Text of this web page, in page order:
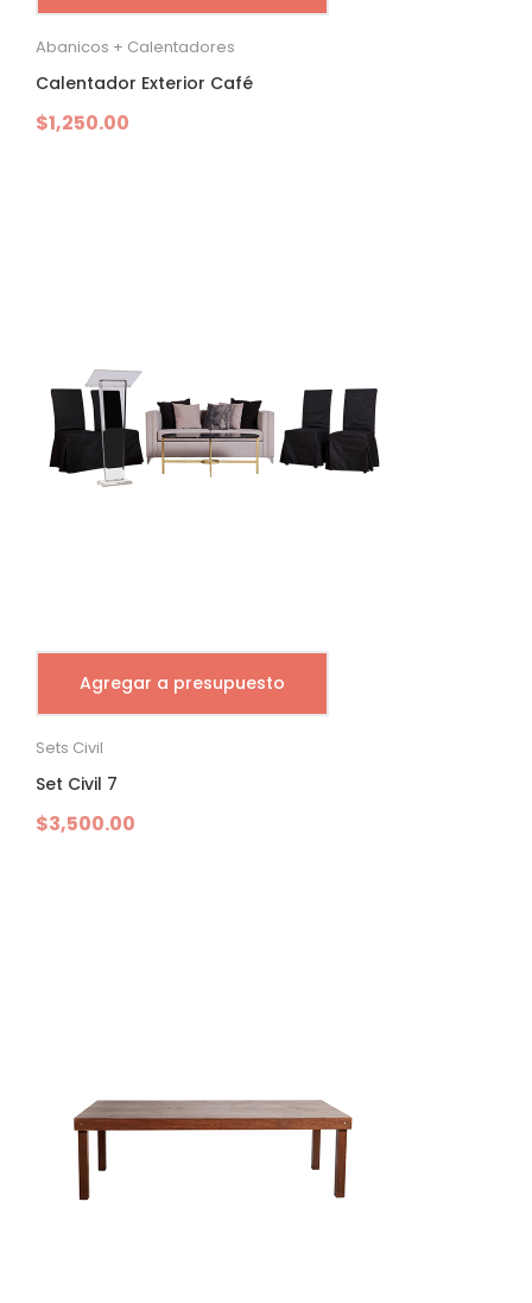
Abanicos + Calentadores
Calentador Exterior Café
$1,250.00
Agregar a presupuesto
Sets Civil
Set Civil 7
$3,500.00